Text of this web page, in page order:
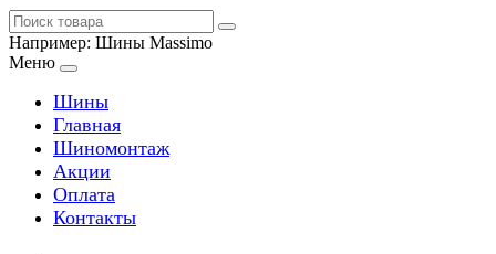
Например: Шины Massimo
Меню
Шины
Главная
Шиномонтаж
Акции
Оплата
Контакты